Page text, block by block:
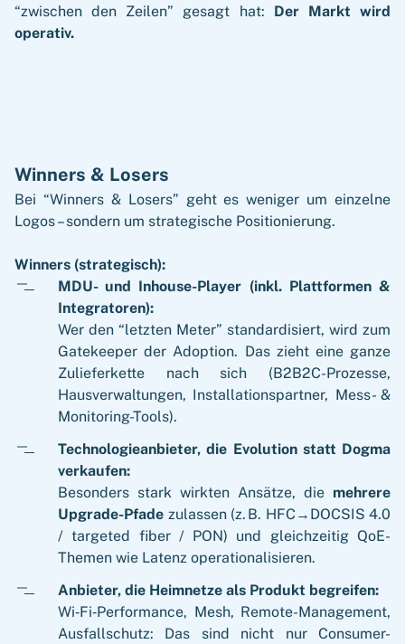
“zwischen den Zeilen” gesagt hat: Der Markt wird
operativ.
Winners & Losers
Bei “Winners & Losers” geht es weniger um einzelne
Logos – sondern um strategische Positionierung.
Winners (strategisch):
MDU- und Inhouse-Player (inkl. Plattformen &
Integratoren):
Wer den “letzten Meter” standardisiert, wird zum
Gatekeeper der Adoption. Das zieht eine ganze
Zulieferkette nach sich (B2B2C-Prozesse,
Hausverwaltungen, Installationspartner, Mess- &
Monitoring-Tools).
Technologieanbieter, die Evolution statt Dogma
verkaufen:
Besonders stark wirkten Ansätze, die mehrere
Upgrade-Pfade zulassen (z. B. HFC→DOCSIS 4.0
/ targeted fiber / PON) und gleichzeitig QoE-
Themen wie Latenz operationalisieren.
Anbieter, die Heimnetze als Produkt begreifen:
Wi‑Fi‑Performance, Mesh, Remote-Management,
Ausfallschutz: Das sind nicht nur Consumer-